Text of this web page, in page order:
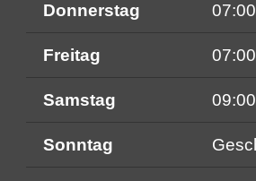
Donnerstag
Freitag
Samstag
Sonntag